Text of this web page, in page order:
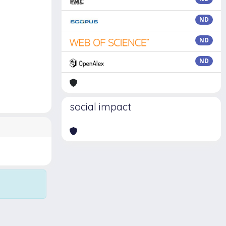
ND
ND
ND
social impact